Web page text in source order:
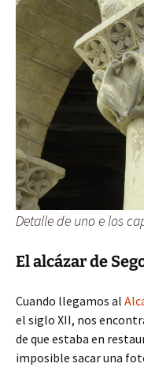
Detalle de uno e los
El alcázar de
Cuando llegamos al
el siglo XII, nos
de que estaba en
imposible sacar una